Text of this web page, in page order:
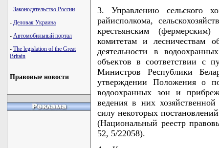
- Законодательство России
- Деловая Украина
- Автомобильный портал
- The legislation of the Great
Britain
Правовые новости
3. Управлению сельского
райисполкома,
крестьянским (фермерским)
комитетам и лесничествам
деятельности в
объектов в соответствии с
Министров Республики
утверждении Положения о
водоохранных зон и
ведения в них
силу некоторых
(Национальный реестр
52, 5/22058).